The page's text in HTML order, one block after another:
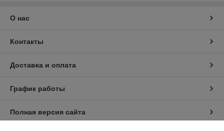
О нас
Контакты
Доставка и оплата
График работы
Полная версия сайта